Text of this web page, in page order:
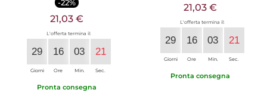
-22%
21,03 €
L'offerta termina il:
29
Giorni
16
Ore
03
Min.
20
Sec.
Pronta consegna
21,03 €
L'offerta termina il:
29
Giorni
16
Ore
03
Min.
20
Sec.
Pronta consegna